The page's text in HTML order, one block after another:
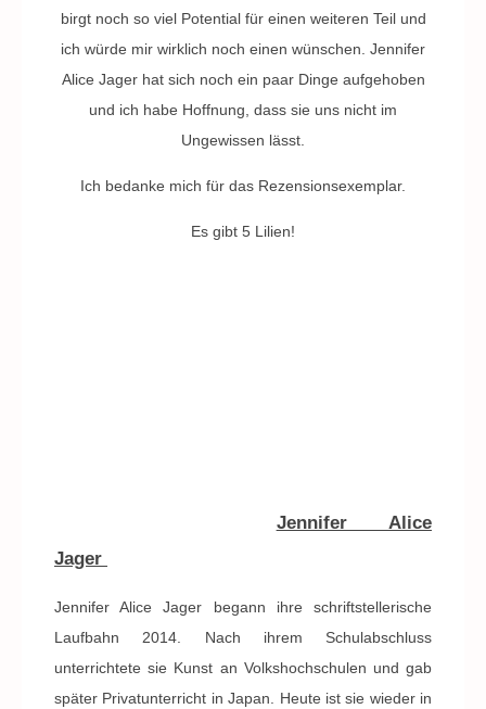
birgt noch so viel Potential für einen weiteren Teil und
ich würde mir wirklich noch einen wünschen. Jennifer
Alice Jager hat sich noch ein paar Dinge aufgehoben
und ich habe Hoffnung, dass sie uns nicht im
Ungewissen lässt.
Ich bedanke mich für das Rezensionsexemplar.
Es gibt 5 Lilien!
Jennifer Alice
Jager
Jennifer Alice Jager begann ihre schriftstellerische
Laufbahn 2014. Nach ihrem Schulabschluss
unterrichtete sie Kunst an Volkshochschulen und gab
später Privatunterricht in Japan. Heute ist sie wieder in